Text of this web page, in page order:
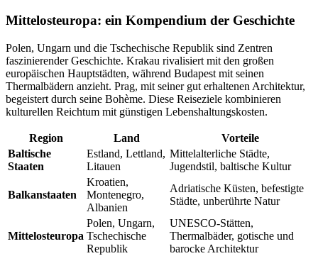
Mittelosteuropa: ein Kompendium der Geschichte
Polen, Ungarn und die Tschechische Republik sind Zentren
faszinierender Geschichte. Krakau rivalisiert mit den großen
europäischen Hauptstädten, während Budapest mit seinen
Thermalbädern anzieht. Prag, mit seiner gut erhaltenen Architektur,
begeistert durch seine Bohème. Diese Reiseziele kombinieren
kulturellen Reichtum mit günstigen Lebenshaltungskosten.
Region Land
Vorteile
Baltische
Staaten
Estland, Lettland,
Litauen
Mittelalterliche Städte,
Jugendstil, baltische Kultur
Balkanstaaten
Kroatien,
Montenegro,
Albanien
Adriatische Küsten, befestigte
Städte, unberührte Natur
Mittelosteuropa
Polen, Ungarn,
Tschechische
Republik
UNESCO-Stätten,
Thermalbäder, gotische und
barocke Architektur